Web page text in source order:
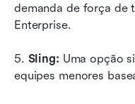
demanda de força de
Enterprise.
5. Sling: Uma opção
equipes menores